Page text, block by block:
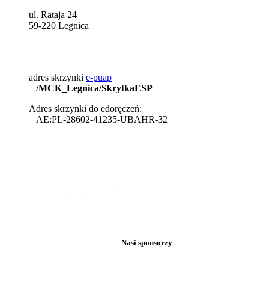
ul. Rataja 24
59-220 Legnica
adres skrzynki e-puap
/MCK_Legnica/SkrytkaESP
Adres skrzynki do edoręczeń:
AE:PL-28602-41235-UBAHR-32
Nasi sponsorzy